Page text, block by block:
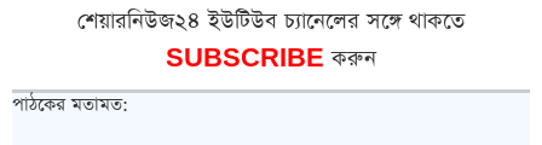
শেয়ারনিউজ২৪ ইউটিউব চ্যানেলের সঙ্গে থাকতে
SUBSCRIBEকরুন
পাঠকের মতামত: